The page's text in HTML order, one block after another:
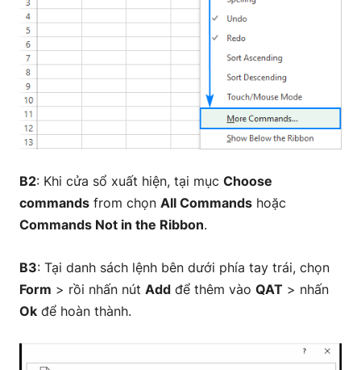
B2: Khi cửa sổ xuất hiện, tại mục Choose
commands from chọn All Commands hoặc
Commands Not in the Ribbon.
B3: Tại danh sách lệnh bên dưới phía tay trái, chọn
Form > rồi nhấn nút Add để thêm vào QAT > nhấn
Ok để hoàn thành.